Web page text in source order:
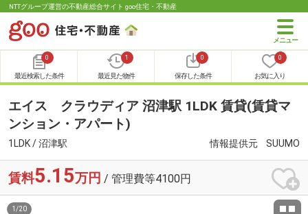
NTTグループ運営の不動産総合サイト goo住宅・不動産
0
最近検索した条件
1
最近見た物件
0
保存した条件
0
お気に入り
エイス クラウディア 沼津駅 1LDK 賃貸(賃貸マ
ンション・アパート)
1LDK / 沼津駅 情報提供元 SUUMO
賃料5.15万円 / 管理費等4100円
1 /20